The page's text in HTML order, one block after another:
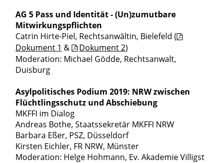
AG 5 Pass und Identität - (Un)zumutbare
Mitwirkungspflichten
Catrin Hirte-Piel, Rechtsanwältin, Bielefeld (
Dokument 1 & Dokument 2)
Moderation: Michael Gödde, Rechtsanwalt,
Duisburg
Asylpolitisches Podium 2019: NRW zwischen
Flüchtlingsschutz und Abschiebung
MKFFI im Dialog
Andreas Bothe, Staatssekretär MKFFI NRW
Barbara Eßer, PSZ, Düsseldorf
Kirsten Eichler, FR NRW, Münster
Moderation: Helge Hohmann, Ev. Akademie Villigst